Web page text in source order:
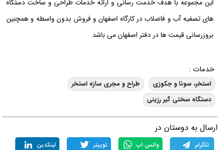
این مجموعه با هدف خدمت رسانی و ارائه خدمات طراحی و ساخت دستگاه
های تصفیه آب و فاضلاب در کارگاه اصفهان و فروش بدون واسطه و همچنین
بروزرسانی قیمت ها در دفتر اصفهان می باشد
خدمات :
استخر، سونا و جکوزی
طراح و مجری سازه استخر
دستگاه سختی گیر رزینی
به دوستان در
تلگرام واتس اپ توییتر لینکدین